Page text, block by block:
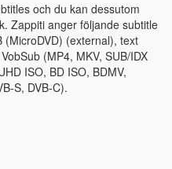
och du kan dessutom
Zappiti anger följande subtitle
(external), text
(MP4, MKV, SUB/IDX
ISO, BD ISO, BDMV,
S, DVB-C).